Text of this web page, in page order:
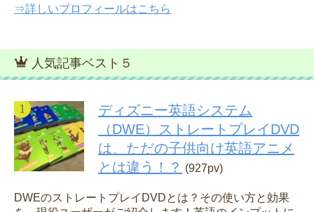
⇒詳しいプロフィールはこちら
人気記事ベスト５
ディズニー英語システム
（DWE）ストレートプレイDVD
は、ただの子供向け英語アニメ
とは違う！？ (927pv)
DWEのストレートプレイDVDとは？その使い方と効果